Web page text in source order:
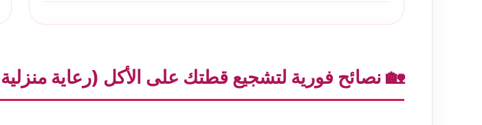
🏡 نصائح فورية لتشجيع قطتك على الأكل (رعاية